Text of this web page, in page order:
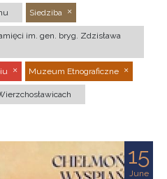
Siedziba
im. gen. bryg. Zdzisława
Muzeum Etnograficzne
15
June